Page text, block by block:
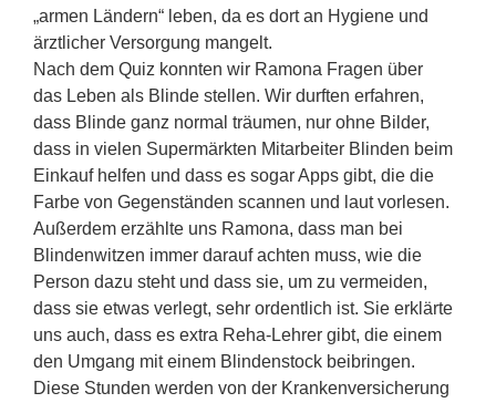
„armen Ländern“ leben, da es dort an Hygiene und
ärztlicher Versorgung mangelt.
Nach dem Quiz konnten wir Ramona Fragen über
das Leben als Blinde stellen. Wir durften erfahren,
dass Blinde ganz normal träumen, nur ohne Bilder,
dass in vielen Supermärkten Mitarbeiter Blinden beim
Einkauf helfen und dass es sogar Apps gibt, die die
Farbe von Gegenständen scannen und laut vorlesen.
Außerdem erzählte uns Ramona, dass man bei
Blindenwitzen immer darauf achten muss, wie die
Person dazu steht und dass sie, um zu vermeiden,
dass sie etwas verlegt, sehr ordentlich ist. Sie erklärte
uns auch, dass es extra Reha-Lehrer gibt, die einem
den Umgang mit einem Blindenstock beibringen.
Diese Stunden werden von der Krankenversicherung